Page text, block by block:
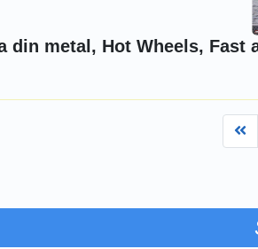
din metal, Hot Wheels, Fast